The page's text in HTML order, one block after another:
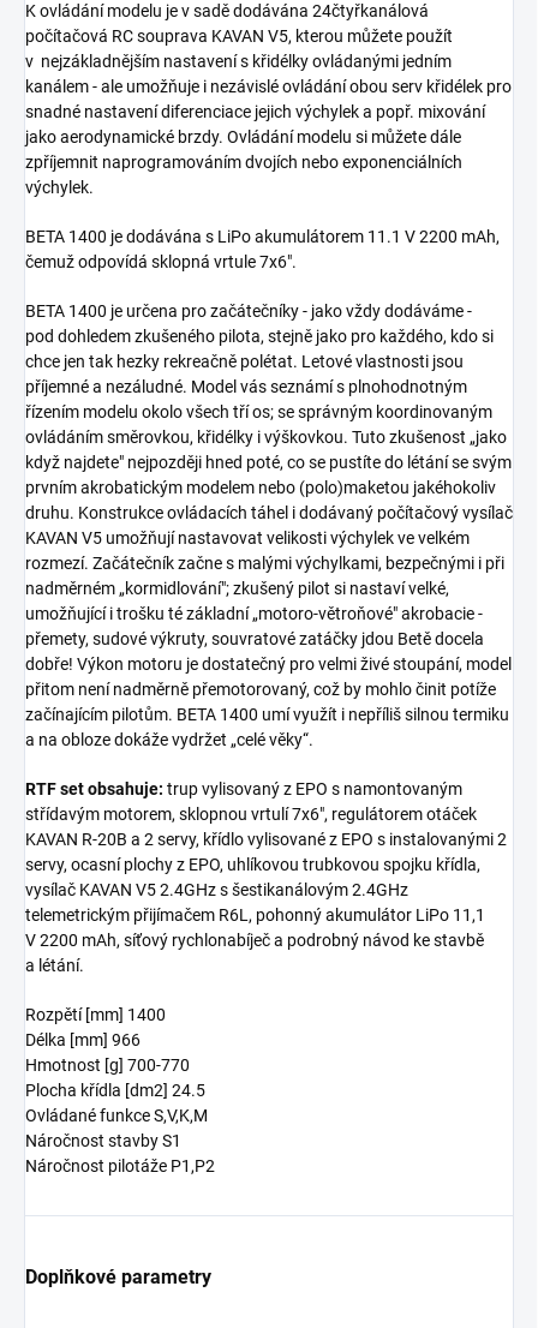
K ovládání modelu je v sadě dodávána 24čtyřkanálová
počítačová RC souprava KAVAN V5, kterou můžete použít
v nejzákladnějším nastavení s křidélky ovládanými jedním
kanálem - ale umožňuje i nezávislé ovládání obou serv křidélek pro
snadné nastavení diferenciace jejich výchylek a popř. mixování
jako aerodynamické brzdy. Ovládání modelu si můžete dále
zpříjemnit naprogramováním dvojích nebo exponenciálních
výchylek.
BETA 1400 je dodávána s LiPo akumulátorem 11.1 V 2200 mAh,
čemuž odpovídá sklopná vrtule 7x6".
BETA 1400 je určena pro začátečníky - jako vždy dodáváme -
pod dohledem zkušeného pilota, stejně jako pro každého, kdo si
chce jen tak hezky rekreačně polétat. Letové vlastnosti jsou
příjemné a nezáludné. Model vás seznámí s plnohodnotným
řízením modelu okolo všech tří os; se správným koordinovaným
ovládáním směrovkou, křidélky i výškovkou. Tuto zkušenost „jako
když najdete" nejpozději hned poté, co se pustíte do létání se svým
prvním akrobatickým modelem nebo (polo)maketou jakéhokoliv
druhu. Konstrukce ovládacích táhel i dodávaný počítačový vysílač
KAVAN V5 umožňují nastavovat velikosti výchylek ve velkém
rozmezí. Začátečník začne s malými výchylkami, bezpečnými i při
nadměrném „kormidlování"; zkušený pilot si nastaví velké,
umožňující i trošku té základní „motoro-větroňové" akrobacie -
přemety, sudové výkruty, souvratové zatáčky jdou Betě docela
dobře! Výkon motoru je dostatečný pro velmi živé stoupání, model
přitom není nadměrně přemotorovaný, což by mohlo činit potíže
začínajícím pilotům. BETA 1400 umí využít i nepříliš silnou termiku
a na obloze dokáže vydržet „celé věky“.
RTF set obsahuje: trup vylisovaný z EPO s namontovaným
střídavým motorem, sklopnou vrtulí 7x6", regulátorem otáček
KAVAN R-20B a 2 servy, křídlo vylisované z EPO s instalovanými 2
servy, ocasní plochy z EPO, uhlíkovou trubkovou spojku křídla,
vysílač KAVAN V5 2.4GHz s šestikanálovým 2.4GHz
telemetrickým přijímačem R6L, pohonný akumulátor LiPo 11,1
V 2200 mAh, síťový rychlonabíječ a podrobný návod ke stavbě
a létání.
Rozpětí [mm] 1400
Délka [mm] 966
Hmotnost [g] 700-770
Plocha křídla [dm2] 24.5
Ovládané funkce S,V,K,M
Náročnost stavby S1
Náročnost pilotáže P1,P2
Doplňkové parametry